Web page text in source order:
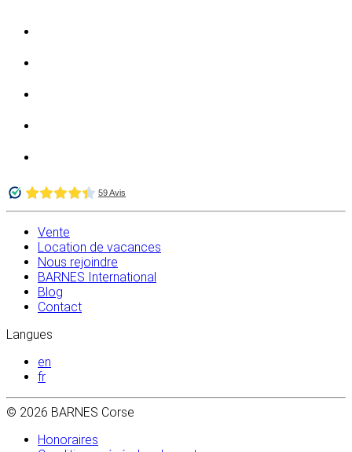
Vente
Location de vacances
Nous rejoindre
BARNES International
Blog
Contact
Langues
en
fr
© 2026 BARNES Corse
Honoraires